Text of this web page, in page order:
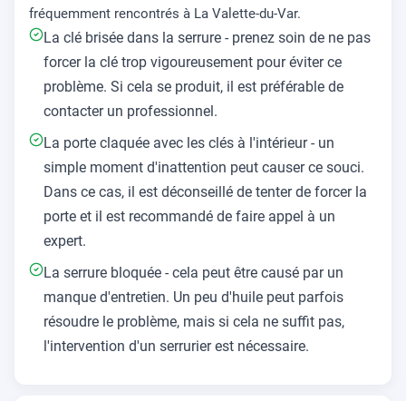
fréquemment rencontrés à La Valette-du-Var.
La clé brisée dans la serrure - prenez soin de ne pas
forcer la clé trop vigoureusement pour éviter ce
problème. Si cela se produit, il est préférable de
contacter un professionnel.
La porte claquée avec les clés à l'intérieur - un
simple moment d'inattention peut causer ce souci.
Dans ce cas, il est déconseillé de tenter de forcer la
porte et il est recommandé de faire appel à un
expert.
La serrure bloquée - cela peut être causé par un
manque d'entretien. Un peu d'huile peut parfois
résoudre le problème, mais si cela ne suffit pas,
l'intervention d'un serrurier est nécessaire.